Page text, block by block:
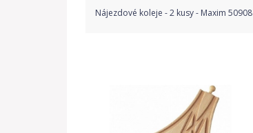
Nájezdové koleje - 2 kusy - Maxim 50908